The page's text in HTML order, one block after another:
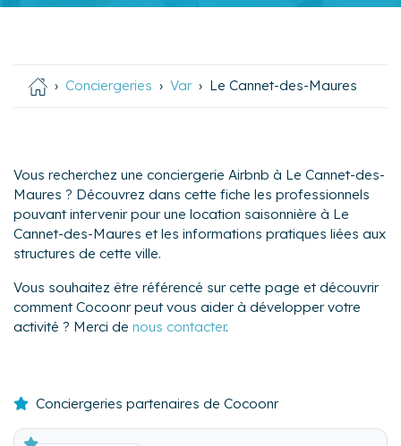
Conciergeries Var Le Cannet-des-Maures
Vous recherchez une conciergerie Airbnb à Le Cannet-des-
Maures ? Découvrez dans cette fiche les professionnels
pouvant intervenir pour une location saisonnière à Le
Cannet-des-Maures et les informations pratiques liées aux
structures de cette ville.
Vous souhaitez être référencé sur cette page et découvrir
comment Cocoonr peut vous aider à développer votre
activité ? Merci de nous contacter.
Conciergeries partenaires de Cocoonr